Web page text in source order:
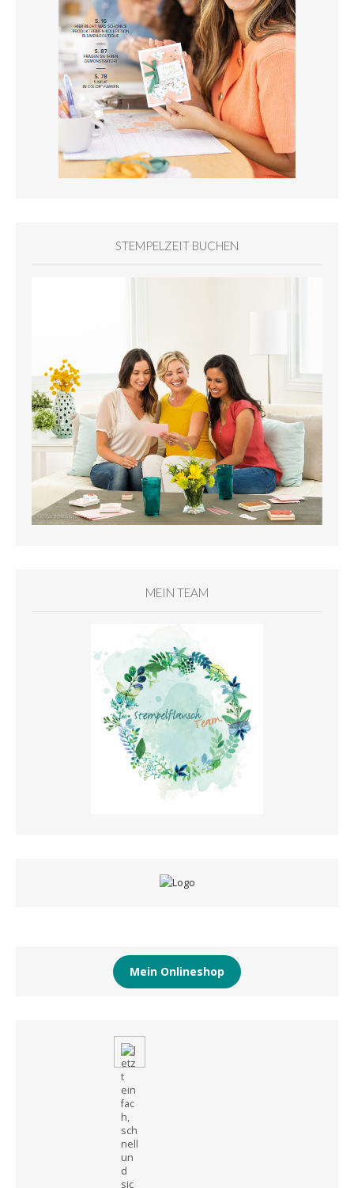
STEMPELZEIT BUCHEN
MEIN TEAM
Mein Onlineshop